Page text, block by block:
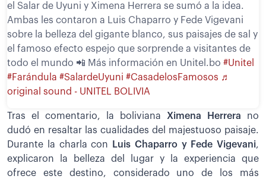
el Salar de Uyuni y Ximena Herrera se sumó a la idea.
Ambas les contaron a Luis Chaparro y Fede Vigevani
sobre la belleza del gigante blanco, sus paisajes de sal y
el famoso efecto espejo que sorprende a visitantes de
todo el mundo 📲 Más información en Unitel.bo #Unitel
#Farándula #SalardeUyuni #CasadelosFamosos ♬
original sound - UNITEL BOLIVIA
Tras el comentario, la boliviana Ximena Herrera no
dudó en resaltar las cualidades del majestuoso paisaje.
Durante la charla con
Luis Chaparro y Fede Vigevani,
explicaron la belleza del lugar y la experiencia que
ofrece este destino, considerado uno de los más